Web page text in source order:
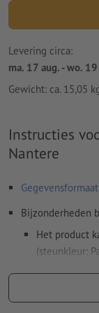
Levering circa:
ma. 17 aug. - wo.
Gewicht: ca. 15,05
Instructies
Nantere
Gegevensformaat
Bijzonderheden
Het product
(steunkleur:
De drager